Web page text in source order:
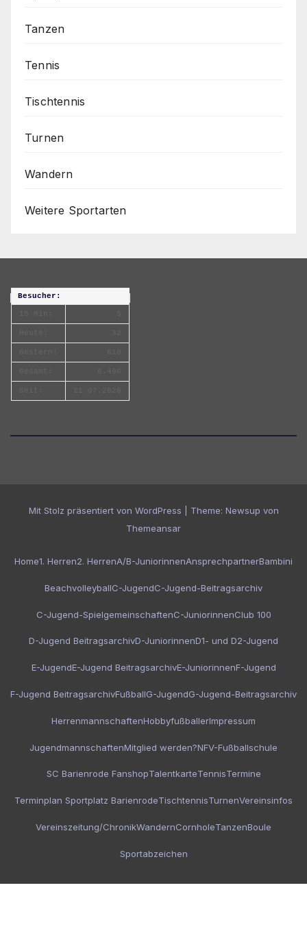
Tanzen
Tennis
Tischtennis
Turnen
Wandern
Weitere Sportarten
Besucher:
Mit Stolz präsentiert von WordPress Theme: Newsup von
Themeansar
Home1. Herren2. HerrenA/B-JuniorinnenAnsprechpartnerBambini
BeachvolleyballC-JugendC-Jugend-Beitragsarchiv
C-Jugend-SpielgemeinschaftenC-JuniorinnenClub 100
D-Jugend BeitragsarchivD-JuniorinnenD1- und D2-Jugend
E-JugendE-Jugend BeitragsarchivE-JuniorinnenF-Jugend
F-Jugend BeitragsarchivFußballG-JugendG-Jugend-Beitragsarchiv
HerrenmannschaftenHobbyfußballerImpressum
JugendmannschaftenMitglied werden?NFV-Fußballschule
SC Barienrode FanshopTalentkarteTennisTermine
Terminplan Sportplatz BarienrodeTischtennisTurnenVereinsinfos
Vereinszeitung/ChronikWandernCornholeTanzenBoule
Sportabzeichen